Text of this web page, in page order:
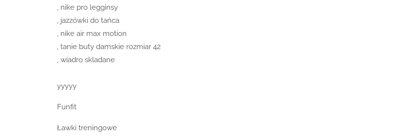
, nike pro legginsy
, jazzówki do tańca
, nike air max motion
, tanie buty damskie rozmiar 42
, wiadro skladane
yyyyy
Funfit
Ławki treningowe